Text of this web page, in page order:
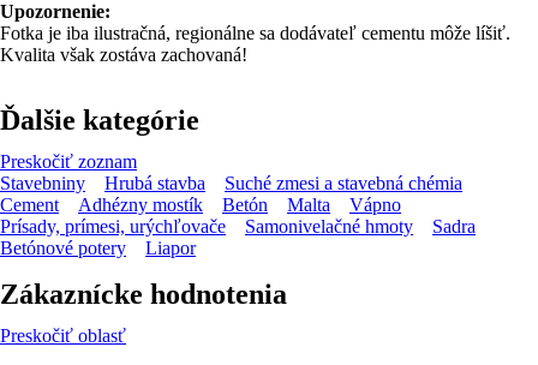
Upozornenie:
Fotka je iba ilustračná, regionálne sa dodávateľ cementu môže líšiť.
Kvalita však zostáva zachovaná!
Ďalšie kategórie
Preskočiť zoznam
Stavebniny
Hrubá stavba
Suché zmesi a stavebná chémia
Cement
Adhézny mostík Betón Malta
Vápno
Prísady, prímesi, urýchľovače
Samonivelačné hmoty
Sadra
Betónové potery
Liapor
Zákaznícke hodnotenia
Preskočiť oblasť